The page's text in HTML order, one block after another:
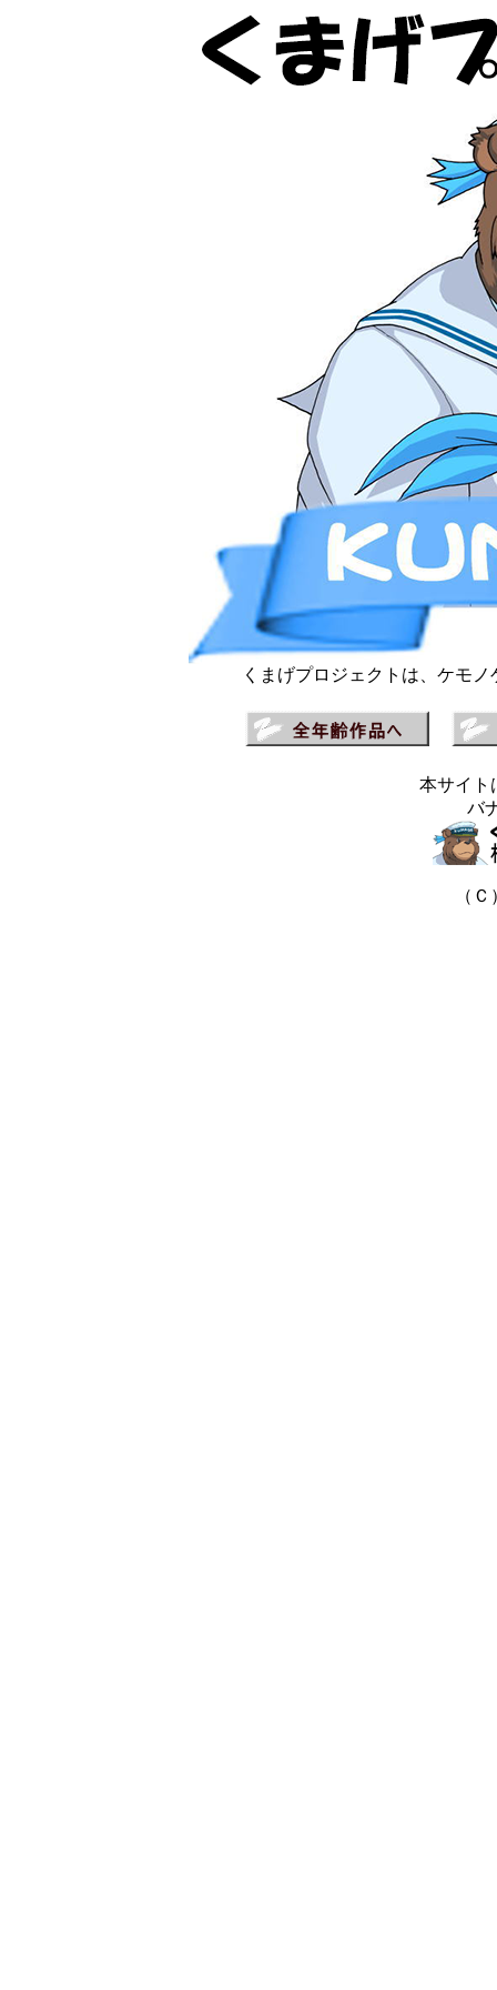
くまげプロジェクトは、ケモ
本サイト
バ
（